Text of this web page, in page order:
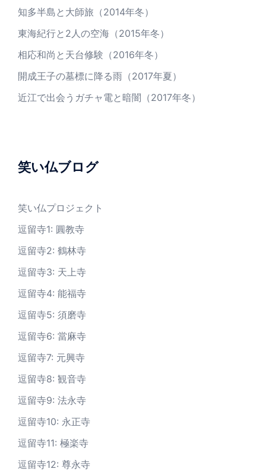
知多半島と大師旅（2014年冬）
東海紀行と2人の空海（2015年冬）
相応和尚と天台修験（2016年冬）
開成王子の墓標に降る雨（2017年夏）
近江で出会うガチャ電と暗闇（2017年冬）
笑い仏ブログ
笑い仏プロジェクト
逗留寺1: 圓教寺
逗留寺2: 鶴林寺
逗留寺3: 天上寺
逗留寺4: 能福寺
逗留寺5: 須磨寺
逗留寺6: 當麻寺
逗留寺7: 元興寺
逗留寺8: 観音寺
逗留寺9: 法永寺
逗留寺10: 永正寺
逗留寺11: 極楽寺
逗留寺12: 尊永寺